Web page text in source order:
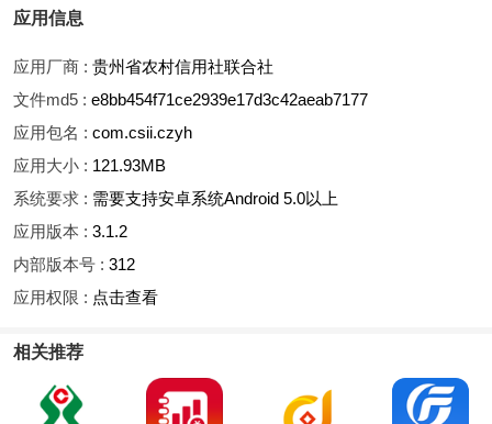
应用信息
应用厂商 : 贵州省农村信用社联合社
文件md5 : e8bb454f71ce2939e17d3c42aeab7177
应用包名 : com.csii.czyh
应用大小 : 121.93MB
系统要求 : 需要支持安卓系统Android 5.0以上
应用版本 : 3.1.2
内部版本号 : 312
应用权限 : 点击查看
相关推荐